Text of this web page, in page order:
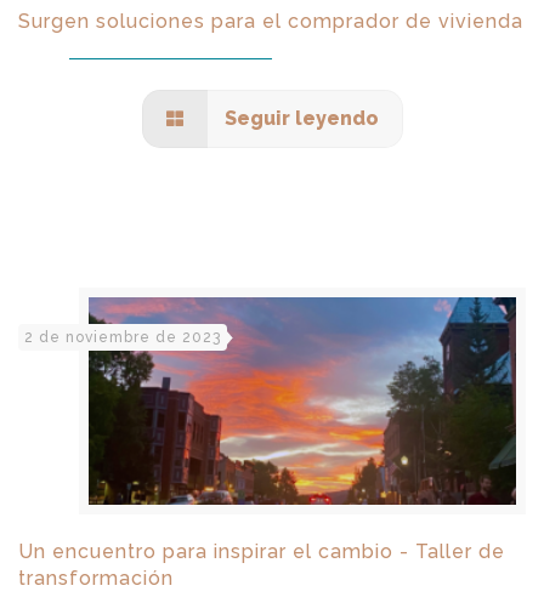
Surgen soluciones para el comprador de vivienda
Seguir leyendo
2 de noviembre de 2023
Un encuentro para inspirar el cambio - Taller de
transformación